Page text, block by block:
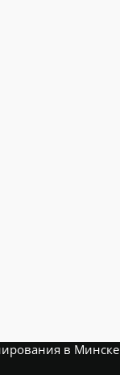
в Минске